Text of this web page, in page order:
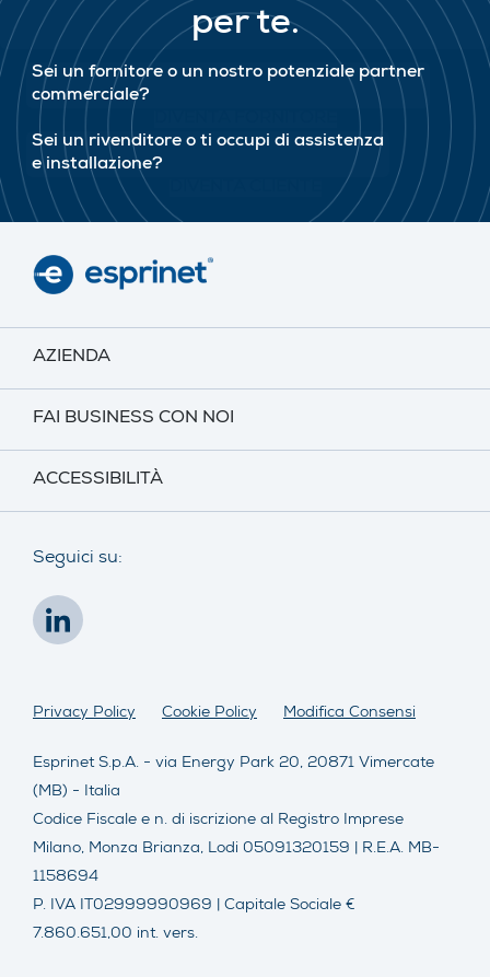
per te.
Sei un fornitore o un nostro potenziale partner
commerciale?
Sei un rivenditore o ti occupi di assistenza
e installazione?
AZIENDA
FAI BUSINESS CON NOI
ACCESSIBILITÀ
Seguici su:
Esprinet S.p.A. - via Energy Park 20, 20871 Vimercate
(MB) - Italia
Codice Fiscale e n. di iscrizione al Registro Imprese
Milano, Monza Brianza, Lodi 05091320159 | R.E.A. MB-
1158694
P. IVA IT02999990969 | Capitale Sociale €
7.860.651,00 int. vers.
Privacy Policy Cookie Policy Modifica Consensi